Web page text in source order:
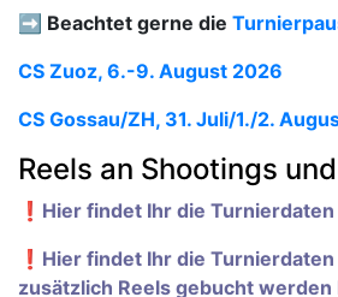
➡️ Beachtet gerne die
CS Zuoz, 6.-9. August 2026
CS Gossau/ZH, 31. Juli/1./2.
Reels an Shootings
❗️Hier findet Ihr die Turnierdaten
❗️Hier findet Ihr die
zusätzlich Reels gebucht werden